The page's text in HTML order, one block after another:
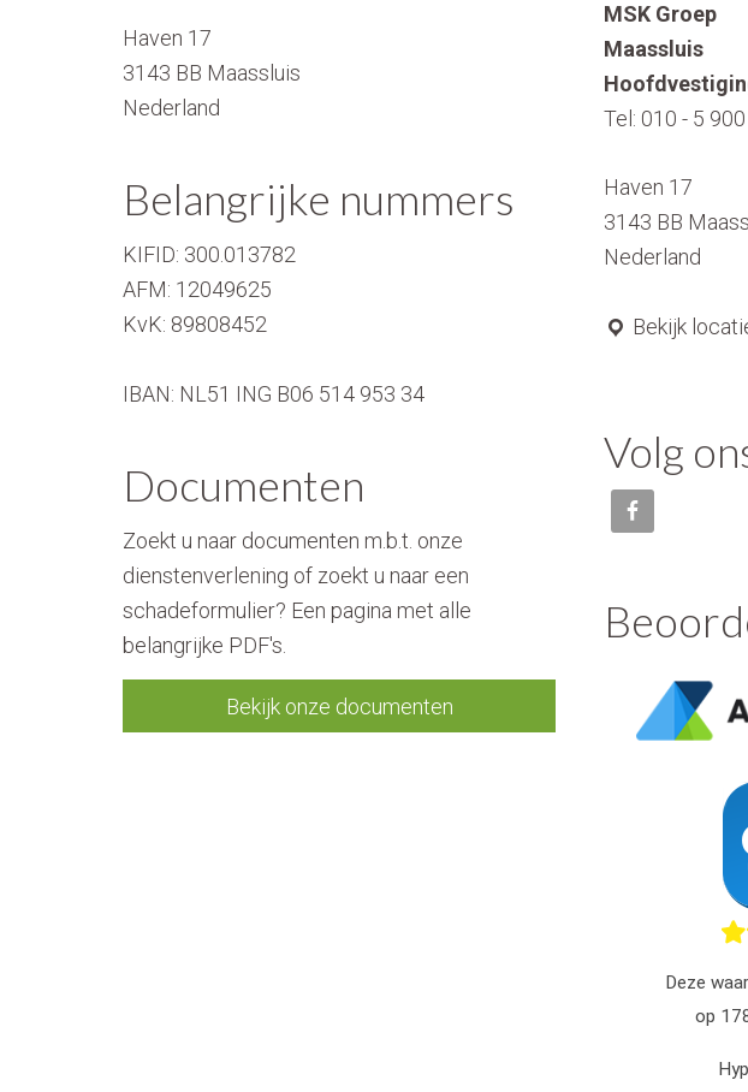
Haven 17
3143 BB Maassluis
Nederland
Belangrijke nummers
KIFID: 300.013782
AFM: 12049625
KvK: 89808452
IBAN: NL51 ING B06 514 953 34
Documenten
Zoekt u naar documenten m.b.t. onze
dienstenverlening of zoekt u naar een
schadeformulier? Een pagina met alle
belangrijke PDF's.
Bekijk onze documenten
MSK Groep
Maassluis
Tel: 010 - 5
Haven 17
3143 BB
Nederland
Bekijk
Volg